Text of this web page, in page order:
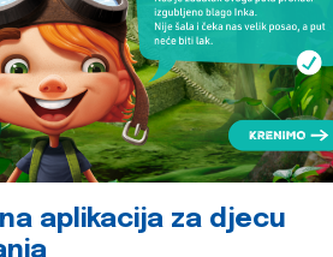
aplikacija za djecu